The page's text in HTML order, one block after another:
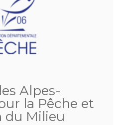
Alpes-
la Pêche et
du Milieu